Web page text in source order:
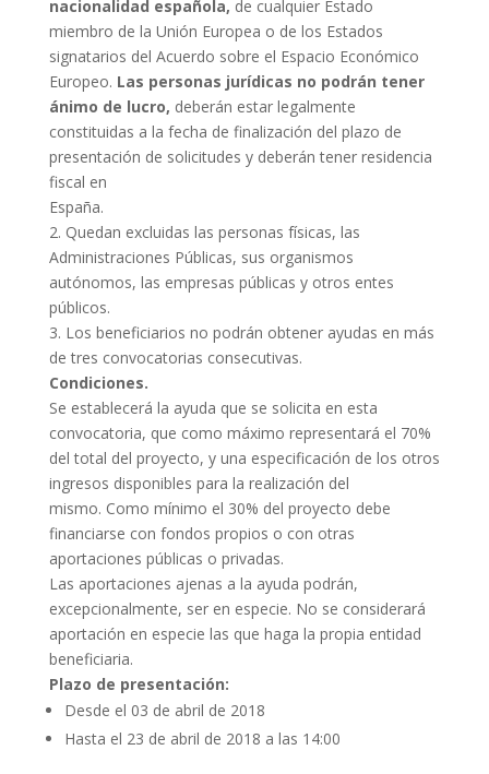
nacionalidad española, de cualquier Estado
miembro de la Unión Europea o de los Estados
signatarios del Acuerdo sobre el Espacio Económico
Europeo. Las personas jurídicas no podrán tener
ánimo de lucro, deberán estar legalmente
constituidas a la fecha de finalización del plazo de
presentación de solicitudes y deberán tener residencia
fiscal en
España.
2. Quedan excluidas las personas físicas, las
Administraciones Públicas, sus organismos
autónomos, las empresas públicas y otros entes
públicos.
3. Los beneficiarios no podrán obtener ayudas en más
de tres convocatorias consecutivas.
Condiciones.
Se establecerá la ayuda que se solicita en esta
convocatoria, que como máximo representará el 70%
del total del proyecto, y una especificación de los otros
ingresos disponibles para la realización del
mismo. Como mínimo el 30% del proyecto debe
financiarse con fondos propios o con otras
aportaciones públicas o privadas.
Las aportaciones ajenas a la ayuda podrán,
excepcionalmente, ser en especie. No se considerará
aportación en especie las que haga la propia entidad
beneficiaria.
Plazo de presentación:
Desde el 03 de abril de 2018
Hasta el 23 de abril de 2018 a las 14:00